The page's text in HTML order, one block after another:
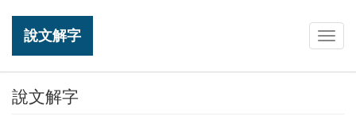
說文解字
說文解字